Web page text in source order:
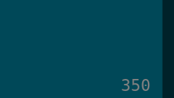
350